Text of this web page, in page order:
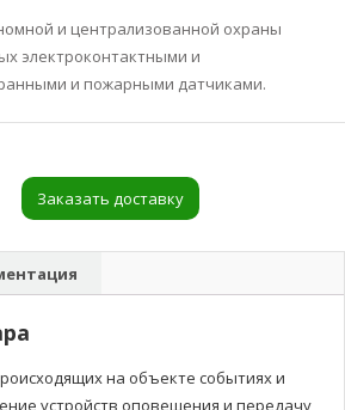
и централизованной охраны
электроконтактными и
и пожарными датчиками.
Заказать доставку
на объекте событиях и
устройств оповещения и передачу